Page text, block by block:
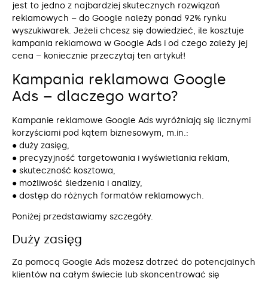
jest to jedno z najbardziej skutecznych rozwiązań
reklamowych – do Google należy ponad 92% rynku
wyszukiwarek. Jeżeli chcesz się dowiedzieć, ile kosztuje
kampania reklamowa w Google Ads i od czego zależy jej
cena – koniecznie przeczytaj ten artykuł!
Kampania reklamowa Google
Ads – dlaczego warto?
Kampanie reklamowe Google Ads wyróżniają się licznymi
korzyściami pod kątem biznesowym, m.in.:
● duży zasięg,
● precyzyjność targetowania i wyświetlania reklam,
● skuteczność kosztowa,
● możliwość śledzenia i analizy,
● dostęp do różnych formatów reklamowych.
Poniżej przedstawiamy szczegóły.
Duży zasięg
Za pomocą Google Ads możesz dotrzeć do potencjalnych
klientów na całym świecie lub skoncentrować się